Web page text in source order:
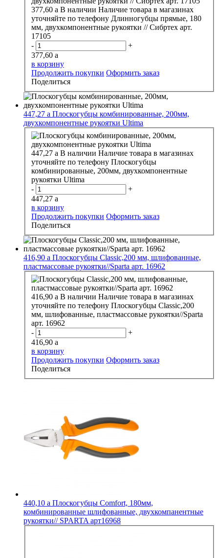
377,60 a В наличии Наличие товара в магазинах
уточняйте по телефону Длинногубцы прямые, 180
мм, двухкомпонентные рукоятки // Сибртех арт.
17105
-
+
377,60 a
в корзину
Продолжить покупки Оформить заказ
Поделиться
447,27 a Плоскогубцы комбинированные, 200мм,
двухкомпонентные рукоятки Ultima
447,27 a В наличии Наличие товара в магазинах
уточняйте по телефону Плоскогубцы
комбинированные, 200мм, двухкомпонентные
рукоятки Ultima
-
+
447,27 a
в корзину
Продолжить покупки Оформить заказ
Поделиться
416,90 a Плоскогубцы Classic,200 мм, шлифованные,
пластмассовые рукоятки//Sparta арт. 16962
416,90 a В наличии Наличие товара в магазинах
уточняйте по телефону Плоскогубцы Classic,200
мм, шлифованные, пластмассовые рукоятки//Sparta
арт. 16962
-
+
416,90 a
в корзину
Продолжить покупки Оформить заказ
Поделиться
440,10 a Плоскогубцы Comfort, 180мм,
комбинированные шлифованные, двухкомпанентные
рукоятки// SPARTA арт16968